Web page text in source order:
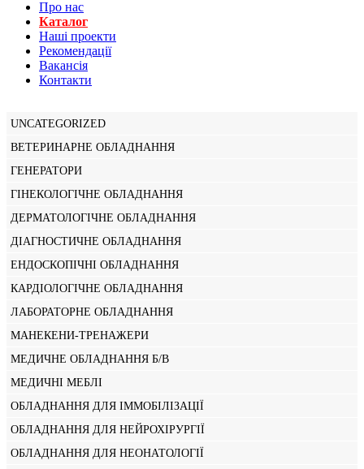
Про нас
Каталог
Нашi проекти
Рекомендації
Вакансiя
Контакти
UNCATEGORIZED
ВЕТЕРИНАРНЕ ОБЛАДНАННЯ
ГЕНЕРАТОРИ
ГІНЕКОЛОГІЧНЕ ОБЛАДНАННЯ
ДЕРМАТОЛОГІЧНЕ ОБЛАДНАННЯ
ДІАГНОСТИЧНЕ ОБЛАДНАННЯ
ЕНДОСКОПІЧНІ ОБЛАДНАННЯ
КАРДІОЛОГІЧНЕ ОБЛАДНАННЯ
ЛАБОРАТОРНЕ ОБЛАДНАННЯ
МАНЕКЕНИ-ТРЕНАЖЕРИ
МЕДИЧНЕ ОБЛАДНАННЯ Б/В
МЕДИЧНІ МЕБЛІ
ОБЛАДНАННЯ ДЛЯ ІММОБІЛІЗАЦІЇ
ОБЛАДНАННЯ ДЛЯ НЕЙРОХІРУРГІЇ
ОБЛАДНАННЯ ДЛЯ НЕОНАТОЛОГІЇ